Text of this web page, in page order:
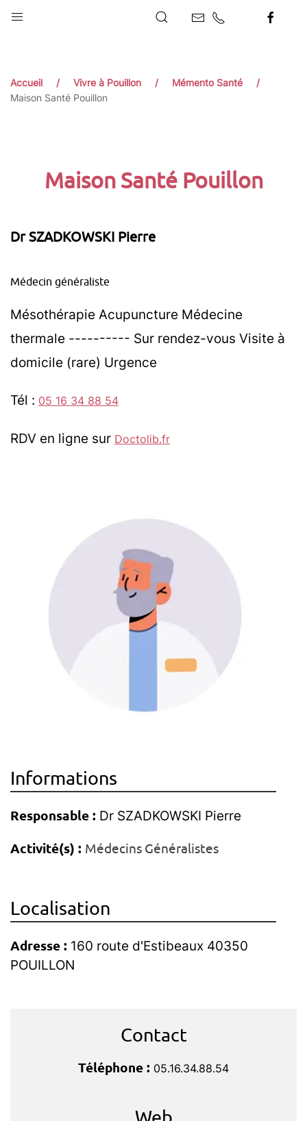
Accueil Vivre à Pouillon
Mémento Santé
Maison Santé Pouillon
Maison Santé Pouillon
Dr SZADKOWSKI Pierre
Médecin généraliste
Mésothérapie Acupuncture Médecine
thermale ---------- Sur rendez-vous Visite à
domicile (rare) Urgence
Tél : 05 16 34 88 54
RDV en ligne sur Doctolib.fr
Informations
Responsable : Dr SZADKOWSKI Pierre
Activité(s) : Médecins Généralistes
Localisation
Adresse : 160 route d'Estibeaux 40350
POUILLON
Contact
Téléphone : 05.16.34.88.54